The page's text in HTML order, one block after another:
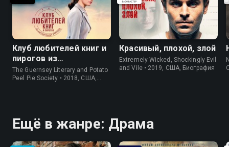
Клуб любителей книг и
пирогов из
картофельных
очистков
The Guernsey Literary and Potato
Peel Pie Society • 2018, США,
Красивый, плохой, злой
Extremely Wicked, Shockingly Evil
and Vile • 2019, США, Биография
Ещё в жанре: Драма